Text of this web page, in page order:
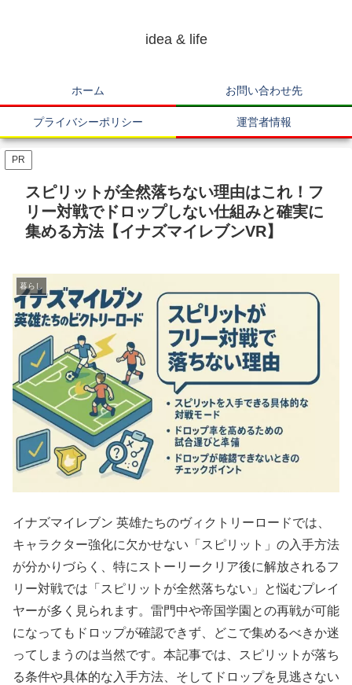
idea & life
ホーム お問い合わせ先
プライバシーポリシー 運営者情報
PR
スピリットが全然落ちない理由はこれ！フ
リー対戦でドロップしない仕組みと確実に
集める方法【イナズマイレブンVR】
暮らし
イナズマイレブン 英雄たちのヴィクトリーロードでは、
キャラクター強化に欠かせない「スピリット」の入手方法
が分かりづらく、特にストーリークリア後に解放されるフ
リー対戦では「スピリットが全然落ちない」と悩むプレイ
ヤーが多く見られます。雷門中や帝国学園との再戦が可能
になってもドロップが確認できず、どこで集めるべきか迷
ってしまうのは当然です。本記事では、スピリットが落ち
る条件や具体的な入手方法、そしてドロップを見逃さない